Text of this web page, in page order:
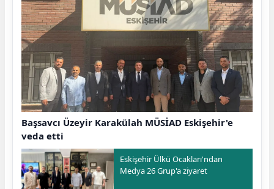
Başsavcı Üzeyir Karakülah MÜSİAD Eskişehir'e
veda etti
Eskişehir Ülkü Ocakları'ndan
Medya 26 Grup'a ziyaret